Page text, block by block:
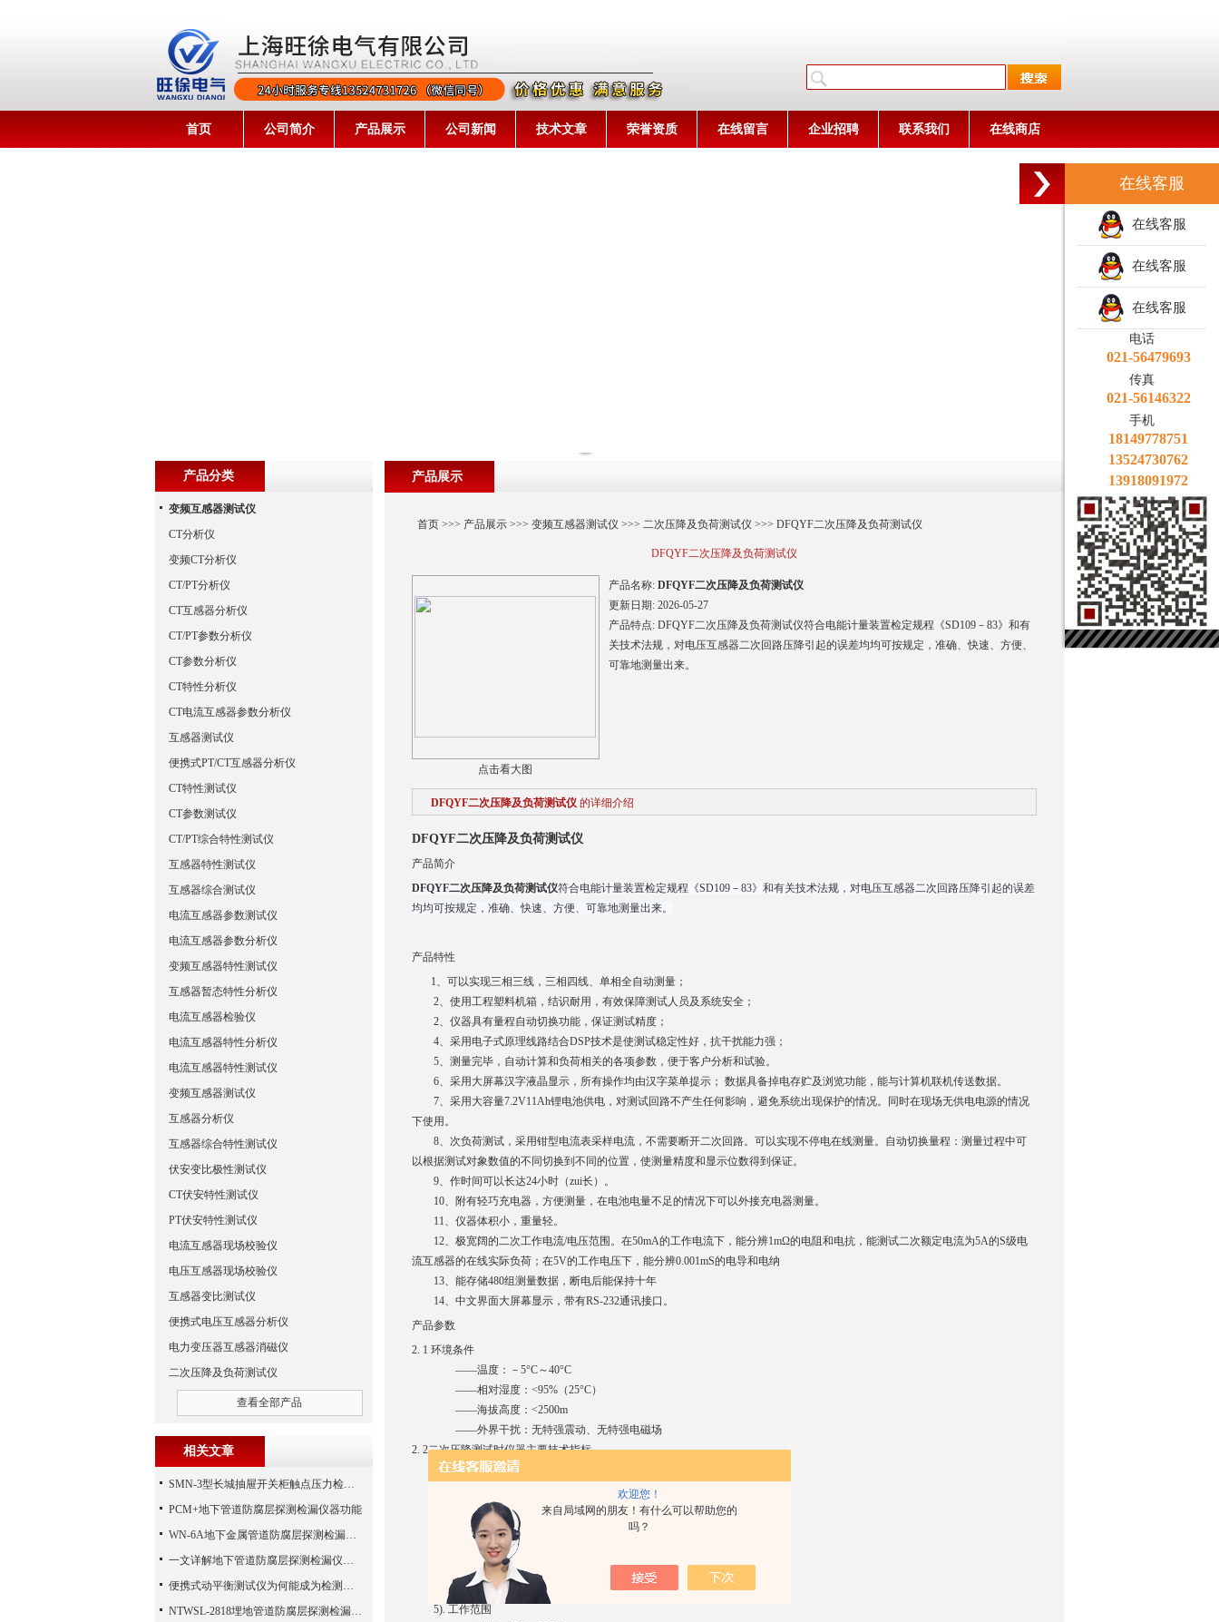
欢迎您！
来自局域网的朋友！有什么可以帮助您的
吗？
首页 公司简介 产品展示 公司新闻 技术文章 荣誉资质 在线留言 企业招聘 联系我们 在线商店
产品展示
首页>>> 产品展示>>> 变频互感器测试仪 >>> 二次压降及负荷测试仪 >>> DFQYF二次压降及负荷测试仪
DFQYF二次压降及负荷测试仪
点击看大图
产品名称: DFQYF二次压降及负荷测试仪
更新日期: 2026-05-27
产品特点: DFQYF二次压降及负荷测试仪符合电能计量装置检定规程《SD109－83》和有
关技术法规，对电压互感器二次回路压降引起的误差均均可按规定，准确、快速、方便、
可靠地测量出来。
DFQYF二次压降及负荷测试仪 的详细介绍
DFQYF二次压降及负荷测试仪
产品简介
DFQYF二次压降及负荷测试仪符合电能计量装置检定规程《SD109－83》和有关技术法规，对电压互感器二次回路压降引起的误差
均均可按规定，准确、快速、方便、可靠地测量出来。
产品特性
1、可以实现三相三线，三相四线、单相全自动测量；
2、使用工程塑料机箱，结识耐用，有效保障测试人员及系统安全；
2、仪器具有量程自动切换功能，保证测试精度；
4、采用电子式原理线路结合DSP技术是使测试稳定性好，抗干扰能力强；
5、测量完毕，自动计算和负荷相关的各项参数，便于客户分析和试验。
6、采用大屏幕汉字液晶显示，所有操作均由汉字菜单提示； 数据具备掉电存贮及浏览功能，能与计算机联机传送数据。
7、采用大容量7.2V11Ah锂电池供电，对测试回路不产生任何影响，避免系统出现保护的情况。同时在现场无供电电源的情况
下使用。
8、次负荷测试，采用钳型电流表采样电流，不需要断开二次回路。可以实现不停电在线测量。自动切换量程：测量过程中可
以根据测试对象数值的不同切换到不同的位置，使测量精度和显示位数得到保证。
9、作时间可以长达24小时（zui长）。
10、附有轻巧充电器，方便测量，在电池电量不足的情况下可以外接充电器测量。
11、仪器体积小，重量轻。
12、极宽阔的二次工作电流/电压范围。在50mA的工作电流下，能分辨1mΩ的电阻和电抗，能测试二次额定电流为5A的S级电
流互感器的在线实际负荷；在5V的工作电压下，能分辨0.001mS的电导和电纳
13、能存储480组测量数据，断电后能保持十年
14、中文界面大屏幕显示，带有RS-232通讯接口。
产品参数
2. 1 环境条件
——温度：－5°C～40°C
——相对湿度：<95%（25°C）
——海拔高度：<2500m
——外界干扰：无特强震动、无特强电磁场
2. 2二次压降测试时仪器主要技术指标
1). 测量范围：比差：0.001%～19.99% 角差：0.01’ ～599’
2). 分 辨 率：比差：0.001% 角差：0.01’
3). 仪器基本误差
——DX=±(1%×X+1%×Y±2个字);
——DY=±(1%×X+1%×Y±2个字)。
2个字——仪器的量化误差
4). 电压表头准确度：0.5%
5). 工作范围
产品分类
变频互感器测试仪
CT分析仪
变频CT分析仪
CT/PT分析仪
CT互感器分析仪
CT/PT参数分析仪
CT参数分析仪
CT特性分析仪
CT电流互感器参数分析仪
互感器测试仪
便携式PT/CT互感器分析仪
CT特性测试仪
CT参数测试仪
CT/PT综合特性测试仪
互感器特性测试仪
互感器综合测试仪
电流互感器参数测试仪
电流互感器参数分析仪
变频互感器特性测试仪
互感器暂态特性分析仪
电流互感器检验仪
电流互感器特性分析仪
电流互感器特性测试仪
变频互感器测试仪
互感器分析仪
互感器综合特性测试仪
伏安变比极性测试仪
CT伏安特性测试仪
PT伏安特性测试仪
电流互感器现场校验仪
电压互感器现场校验仪
互感器变比测试仪
便携式电压互感器分析仪
电力变压器互感器消磁仪
二次压降及负荷测试仪
查看全部产品
相关文章
SMN-3型长城抽屉开关柜触点压力检测仪技术参数
PCM+地下管道防腐层探测检漏仪器功能
WN-6A地下金属管道防腐层探测检漏仪的一些原理方法体验检查报告
一文详解地下管道防腐层探测检漏仪的定位原理和检测方法
便携式动平衡测试仪为何能成为检测动平衡的工具
NTWSL-2818埋地管道防腐层探测检漏仪_地下金属管道防腐层检漏仪
在线客服
在线客服
在线客服
在线客服
电话
021-56479693
传真
021-56146322
手机
18149778751
13524730762
13918091972